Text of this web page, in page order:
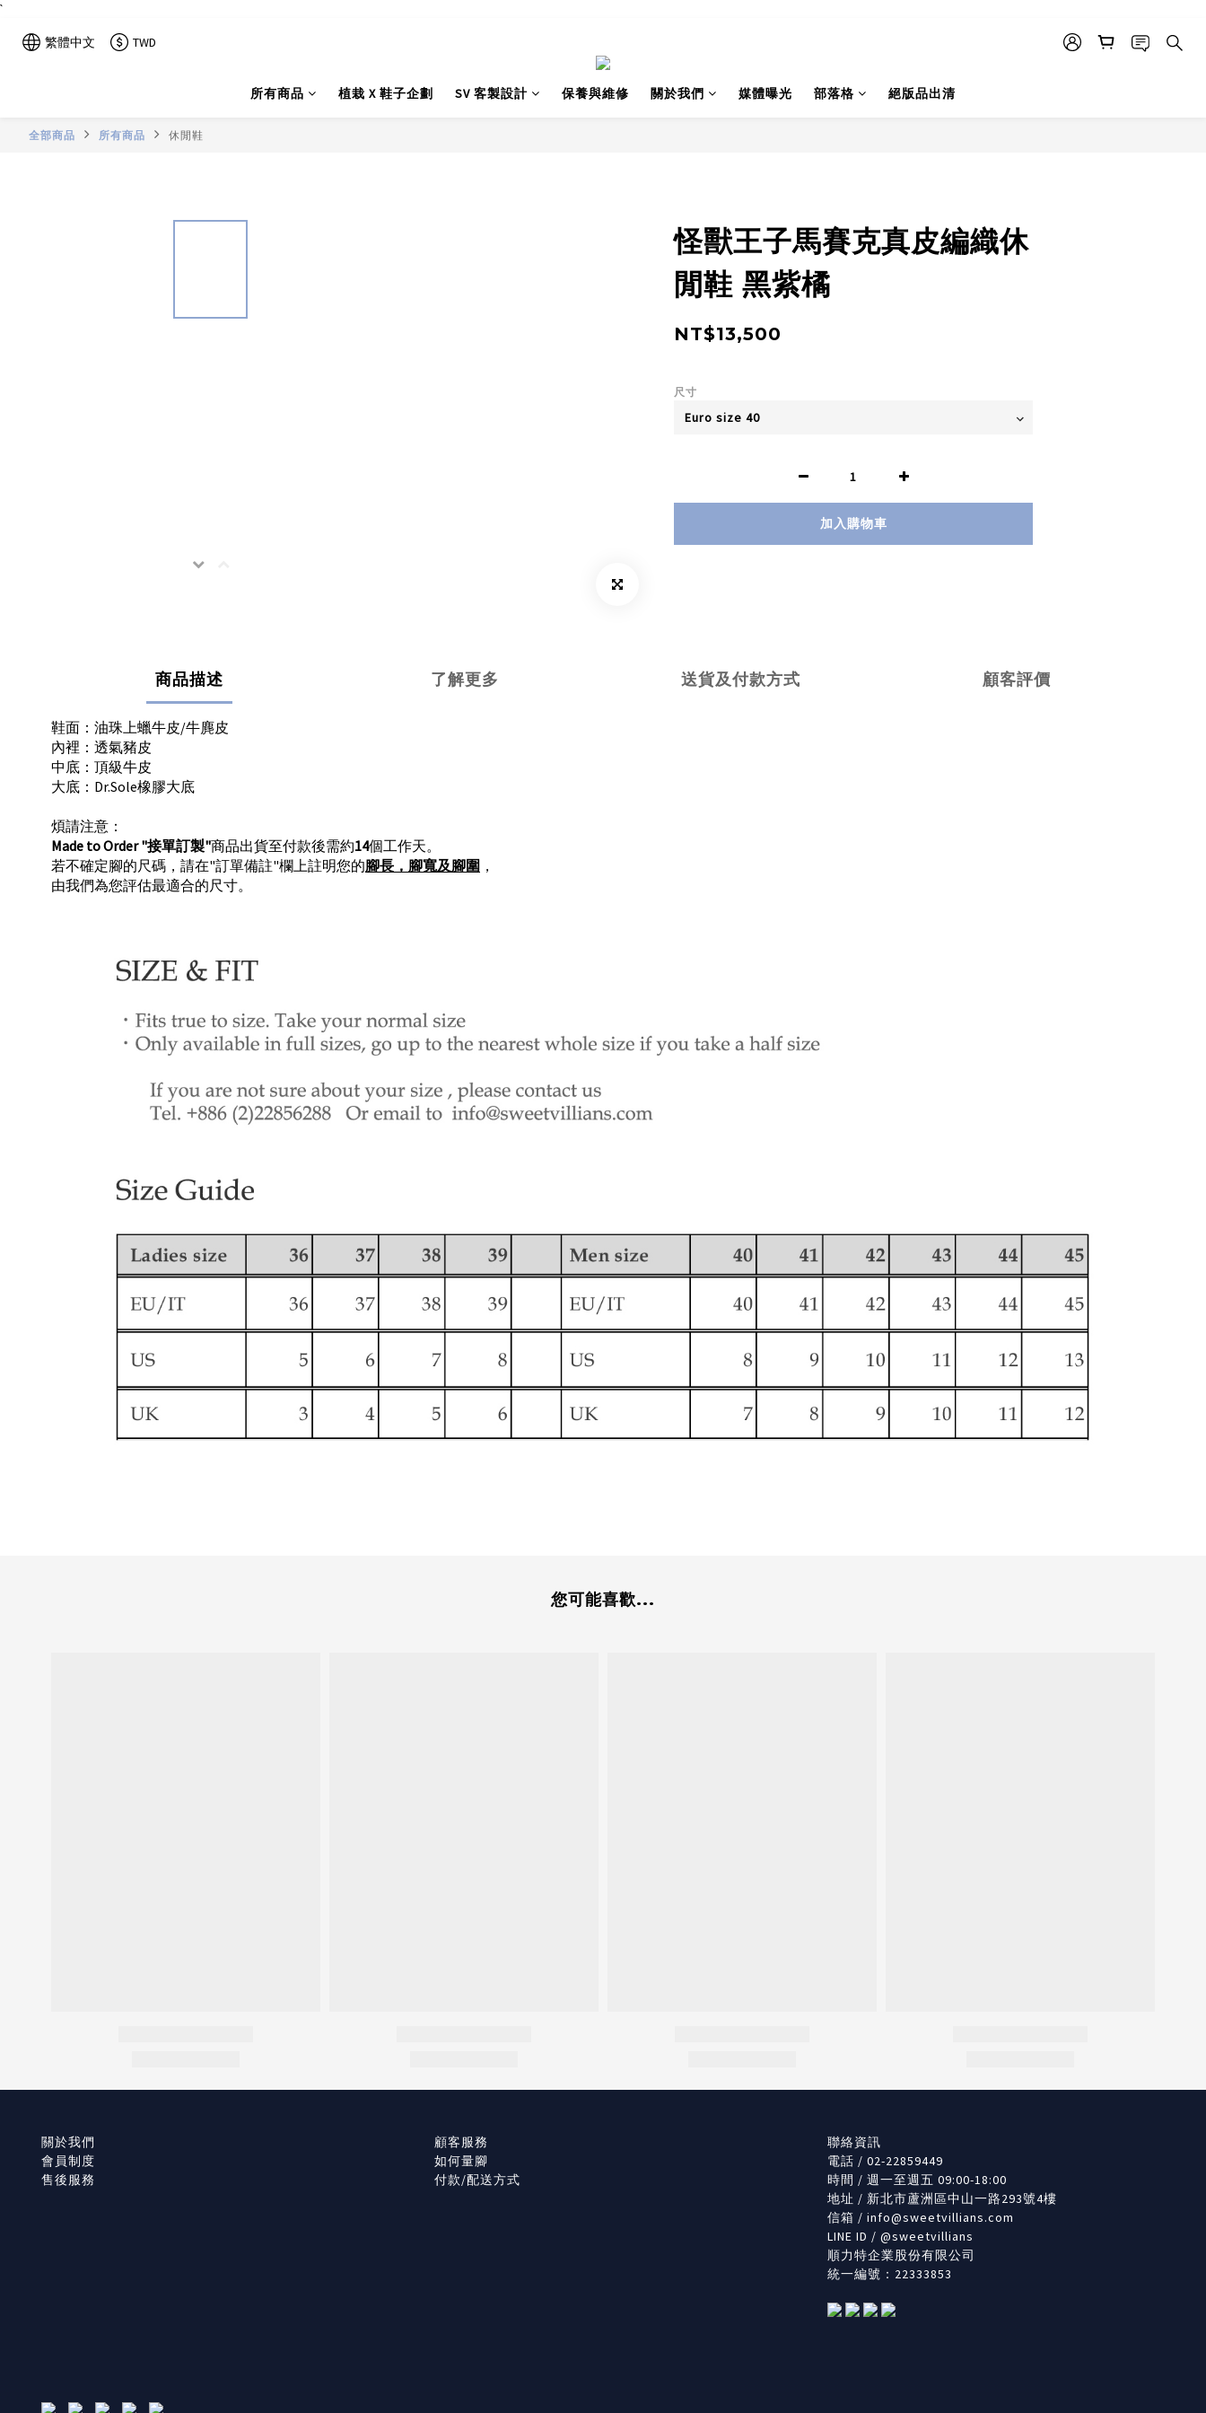
`
繁體中文 TWD
所有商品 植栽 X 鞋子企劃 SV 客製設計 保養與維修 關於我們 媒體曝光 部落格 絕版品出清
全部商品 所有商品 休閒鞋
怪獸王子馬賽克真皮編織休
閒鞋 黑紫橘
NT$13,500
尺寸
加入購物車
商品描述 了解更多 送貨及付款方式 顧客評價
鞋面：油珠上蠟牛皮/牛麂皮
內裡：透氣豬皮
中底：頂級牛皮
大底：Dr.Sole橡膠大底
煩請注意：
Made to Order "接單訂製"商品出貨至付款後需約14個工作天。
若不確定腳的尺碼，請在"訂單備註"欄上註明您的腳長，腳寬及腳圍 ，
由我們為您評估最適合的尺寸。
您可能喜歡...
關於我們
會員制度
售後服務
顧客服務
如何量腳
付款/配送方式
聯絡資訊
電話 / 02-22859449
時間 / 週一至週五 09:00-18:00
地址 / 新北市蘆洲區中山一路293號4樓
信箱 / info@sweetvillians.com
LINE ID / @sweetvillians
順力特企業股份有限公司
統一編號：22333853